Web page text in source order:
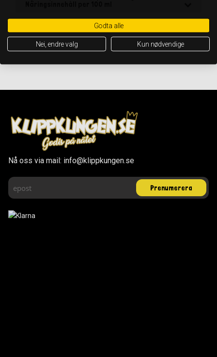
OBS! Det är alltid ingrediensförteckningen på förpackningen som gäller
Nå oss via mail: info@klippkungen.se
Godta alle
Nei, endre valg Kun nødvendige